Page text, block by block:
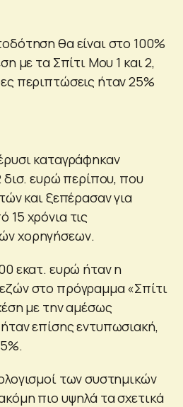
θα είναι στο 100%
με τα Σπίτι Μου 1 και 2,
περιπτώσεις ήταν 25%
καταγράφηκαν
δισ. ευρώ περίπου, που
και ξεπέρασαν για
χρόνια τις
χορηγήσεων.
εκατ. ευρώ ήταν η
στο πρόγραμμα «Σπίτι
με την αμέσως
επίσης εντυπωσιακή,
των συστημικών
πιο υψηλά τα σχετικά